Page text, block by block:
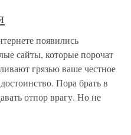
появились
сайты, которые порочат
грязью ваше честное
Пора брать в
отпор врагу. Но не